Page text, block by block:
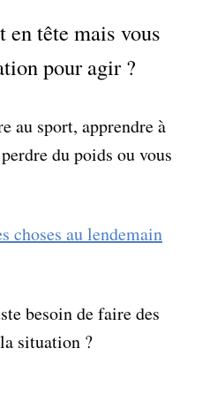
en tête mais vous
pour agir ?
au sport, apprendre à
du poids ou vous
choses au lendemain
besoin de faire des
situation ?